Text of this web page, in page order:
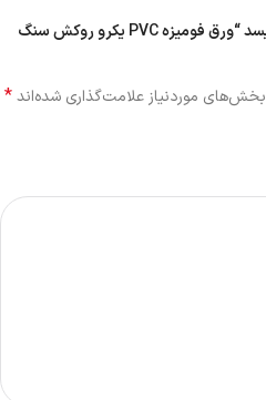
اولین کسی باشید که دیدگاهی می نویسد “ورق فومیزه PVC یکرو روکش سنگ
بخش‌های موردنیاز علامت‌گذاری شده‌اند*